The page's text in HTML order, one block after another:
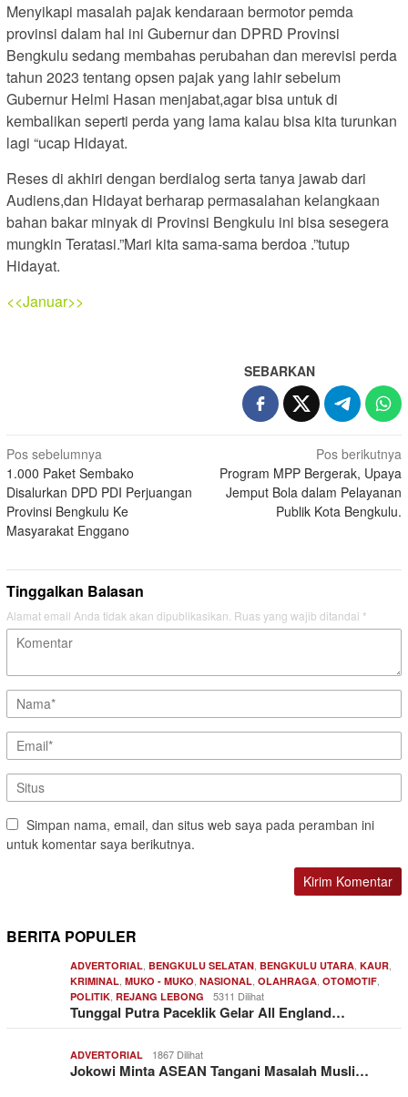
Menyikapi masalah pajak kendaraan bermotor pemda
provinsi dalam hal ini Gubernur dan DPRD Provinsi
Bengkulu sedang membahas perubahan dan merevisi perda
tahun 2023 tentang opsen pajak yang lahir sebelum
Gubernur Helmi Hasan menjabat,agar bisa untuk di
kembalikan seperti perda yang lama kalau bisa kita turunkan
lagi “ucap Hidayat.
Reses di akhiri dengan berdialog serta tanya jawab dari
Audiens,dan Hidayat berharap permasalahan kelangkaan
bahan bakar minyak di Provinsi Bengkulu ini bisa sesegera
mungkin Teratasi.”Mari kita sama-sama berdoa .”tutup
Hidayat.
<<Januar>>
SEBARKAN
Navigasi
pos
Pos sebelumnya
1.000 Paket Sembako
Disalurkan DPD PDI Perjuangan
Provinsi Bengkulu Ke
Masyarakat Enggano
Pos berikutnya
Program MPP Bergerak, Upaya
Jemput Bola dalam Pelayanan
Publik Kota Bengkulu.
Tinggalkan Balasan
Alamat email Anda tidak akan dipublikasikan. Ruas yang wajib ditandai *
Simpan nama, email, dan situs web saya pada peramban ini
untuk komentar saya berikutnya.
BERITA POPULER
ADVERTORIAL, BENGKULU SELATAN, BENGKULU UTARA, KAUR,
KRIMINAL, MUKO - MUKO, NASIONAL, OLAHRAGA, OTOMOTIF,
POLITIK, REJANG LEBONG 5311 Dilihat
Tunggal Putra Paceklik Gelar All England…
ADVERTORIAL 1867 Dilihat
Jokowi Minta ASEAN Tangani Masalah Musli…